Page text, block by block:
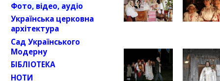
Фото, відео, аудіо
Українська церковна
архітектура
Сад Українського
Модерну
БІБЛІОТЕКА
НОТИ